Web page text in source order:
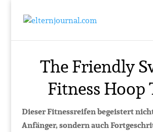
The Friendly
Fitness Hoop
Dieser Fitnessreifen begeistert
Anfänger, sondern auch